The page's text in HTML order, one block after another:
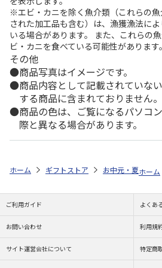
※エビ・カニを除く魚介類（これらの
された加工品も含む）は、漁獲漁法に
いる場合があります。 また、これらの
ビ・カニを食べている可能性があります。
その他
商品写真はイメージです。
商品内容として記載されていな
する商品に含まれておりません。
商品の色は、ご覧になるパソコ
際と異なる場合があります。
ホーム ギフトストア お中元・夏ギフ
ホーム
ご利用ガイド よくあ
お問い合わせ 利用規
サイト運営会社について 特定商